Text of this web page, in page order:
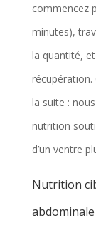
commencez
minutes),
la quantité,
récupération.
la suite :
nutrition
d’un ventre
Nutrition